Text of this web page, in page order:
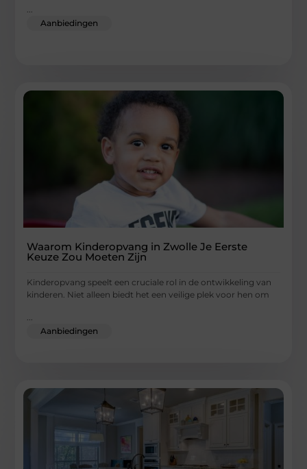
...
Aanbiedingen
Waarom Kinderopvang in Zwolle Je Eerste
Keuze Zou Moeten Zijn
Kinderopvang speelt een cruciale rol in de ontwikkeling van
kinderen. Niet alleen biedt het een veilige plek voor hen om
Aanbiedingen